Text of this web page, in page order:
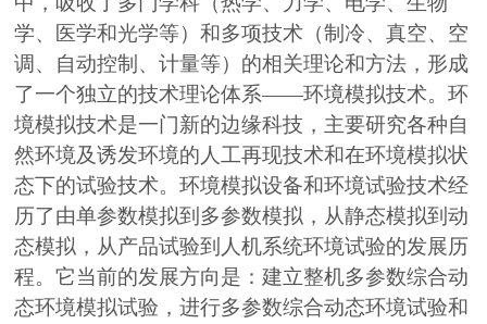
学、医学和光学等）和多项技术（制冷、真空、空
调、自动控制、计量等）的相关理论和方法，形成
了一个独立的技术理论体系——环境模拟技术。环
境模拟技术是一门新的边缘科技，主要研究各种自
然环境及诱发环境的人工再现技术和在环境模拟状
态下的试验技术。环境模拟设备和环境试验技术经
历了由单参数模拟到多参数模拟，从静态模拟到动
态模拟，从产品试验到人机系统环境试验的发展历
程。它当前的发展方向是：建立整机多参数综合动
态环境模拟试验，进行多参数综合动态环境试验和